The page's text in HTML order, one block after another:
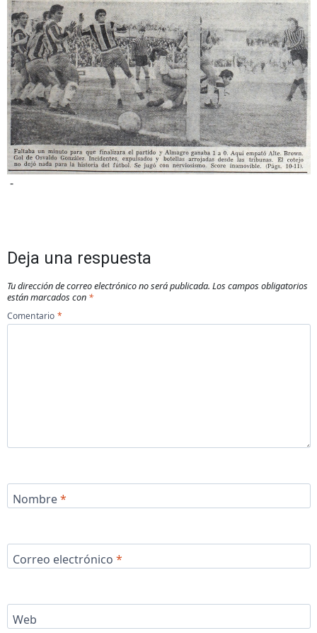
-
Deja una respuesta
Tu dirección de correo electrónico no será publicada. Los campos obligatorios
están marcados con *
Comentario *
Nombre*
Correo electrónico *
Web